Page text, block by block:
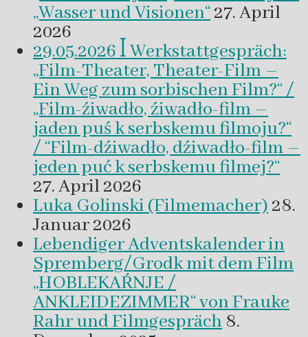
„Wasser und Visionen“27. April
2026
29.05.2026 ꟾ Werkstattgespräch:
„Film-Theater, Theater-Film –
Ein Weg zum sorbischen Film?“ /
„Film-źiwadło, źiwadło-film –
jaden puś k serbskemu filmoju?“
/ “Film-dźiwadło, dźiwadło-film –
jeden puć k serbskemu filmej?“
27. April 2026
Luka Golinski (Filmemacher) 28.
Januar 2026
Lebendiger Adventskalender in
Spremberg/Grodk mit dem Film
„HOBLEKAŔNJE /
ANKLEIDEZIMMER“ von Frauke
Rahr und Filmgespräch 8.